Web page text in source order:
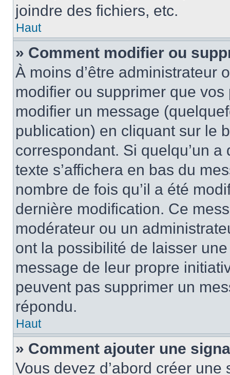
joindre des fichiers, etc.
Haut
» Comment modifier ou
À moins d’être administrateur
modifier ou supprimer que
modifier un message
publication) en cliquant sur le
correspondant. Si quelqu’un
texte s’affichera en bas du
nombre de fois qu’il a été
dernière modification. Ce
modérateur ou un
ont la possibilité de laisser
message de leur propre
peuvent pas supprimer un
répondu.
Haut
» Comment ajouter une
Vous devez d’abord créer